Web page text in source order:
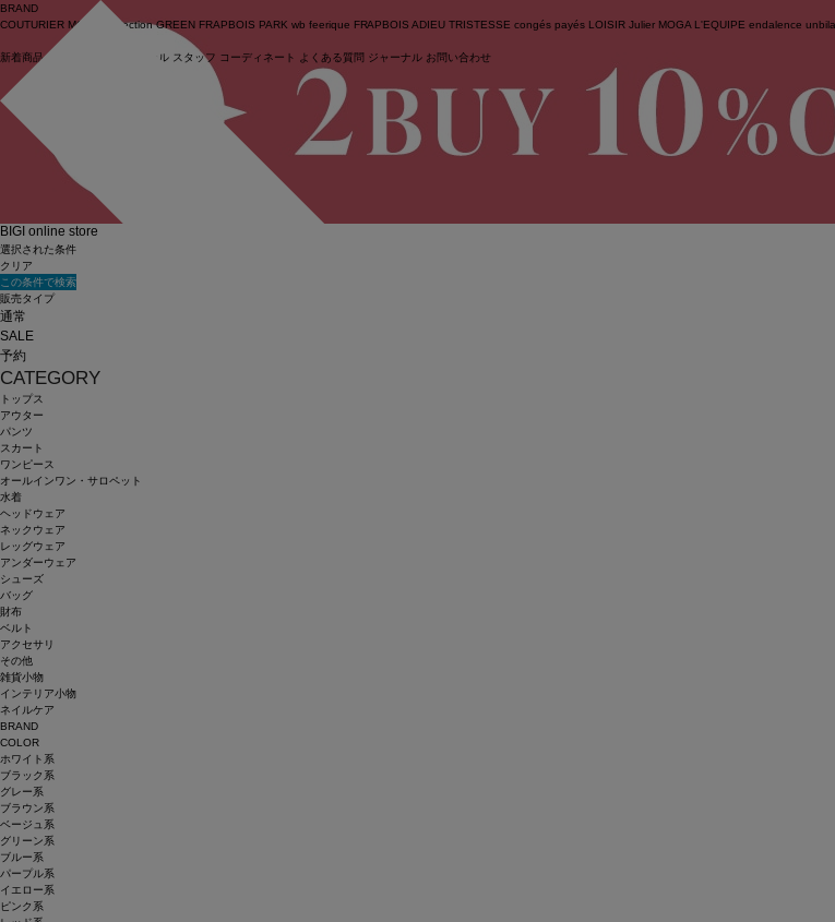
ログイン
BRAND
COUTURIER MOGA Collection GREEN FRAPBOIS PARK wb feerique FRAPBOIS ADIEU TRISTESSE congés payés LOISIR Julier MOGA L'EQUIPE endalence
新着商品 (ライブ) セール スタッフ コーディネート よくある質問 ジャーナル お問い合わせ
BIGI online store
選択された条件
クリア
この条件で検索
販売タイプ
通常
SALE
予約
CATEGORY
トップス
アウター
パンツ
スカート
ワンピース
オールインワン・サロペット
水着
ヘッドウェア
ネックウェア
レッグウェア
アンダーウェア
シューズ
バッグ
財布
ベルト
アクセサリ
その他
雑貨小物
インテリア小物
ネイルケア
BRAND
COLOR
ホワイト系
ブラック系
グレー系
ブラウン系
ベージュ系
グリーン系
ブルー系
パープル系
イエロー系
ピンク系